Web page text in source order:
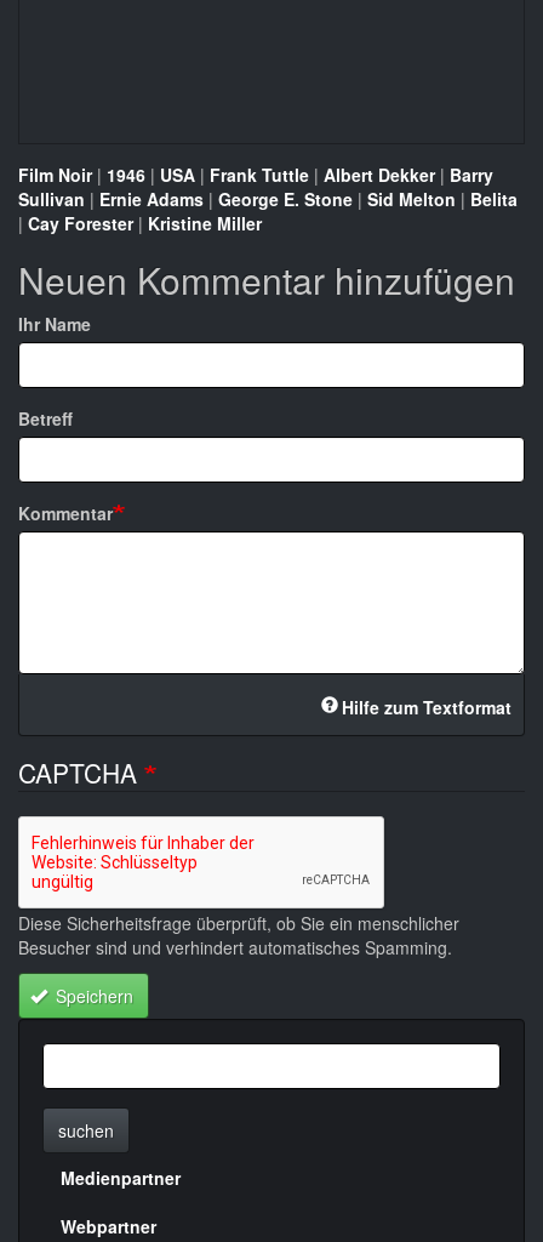
Film Noir| 1946 | USA | Frank Tuttle | Albert Dekker| Barry
Sullivan | Ernie Adams | George E. Stone | Sid Melton | Belita
| Cay Forester| Kristine Miller
Neuen Kommentar hinzufügen
Ihr Name
Betreff
Kommentar
Hilfe zum Textformat
CAPTCHA
Diese Sicherheitsfrage überprüft, ob Sie ein menschlicher
Besucher sind und verhindert automatisches Spamming.
Speichern
suchen
Menülinks
Medienpartner
Webpartner